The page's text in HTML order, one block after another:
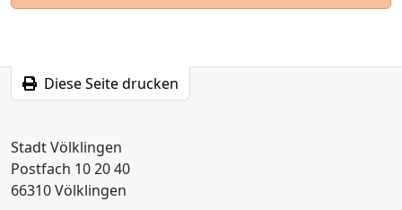
Diese Seite drucken
Stadt Völklingen
Postfach 10 20 40
66310 Völklingen